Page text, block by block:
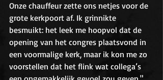
Onze chauffeur zette ons netjes voor de
grote kerkpoort af. Ik grinnikte
besmuikt: het leek me hoopvol dat de
opening van het congres plaatsvond in
een voormalige kerk, maar ik kon me zo
voorstellen dat het flink wat collega’s